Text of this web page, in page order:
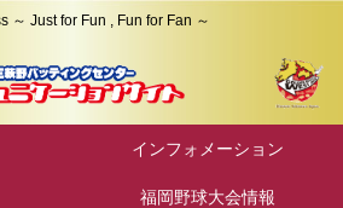
～ Just for Fun , Fun for Fan ～
インフォメーション
福岡野球大会情報